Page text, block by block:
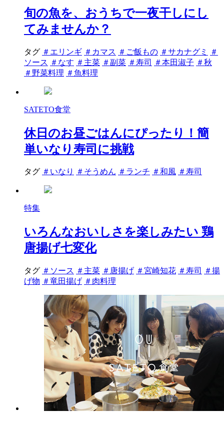
旬の魚を、おうちで一夜干しにし
てみませんか？
タグ ＃エリンギ ＃カマス ＃ご飯もの ＃サカナグミ
＃
ソース ＃なす ＃主菜 ＃副菜 ＃寿司 ＃本田淑子 ＃秋
＃野菜料理 ＃魚料理
SATETO食堂
休日のお昼ごはんにぴったり！簡
単いなり寿司に挑戦
タグ ＃いなり ＃そうめん ＃ランチ ＃和風 ＃寿司
特集
いろんなおいしさを楽しみたい 鶏
唐揚げ七変化
タグ ＃ソース ＃主菜 ＃唐揚げ ＃宮崎知花 ＃寿司
＃揚
げ物 ＃竜田揚げ ＃肉料理